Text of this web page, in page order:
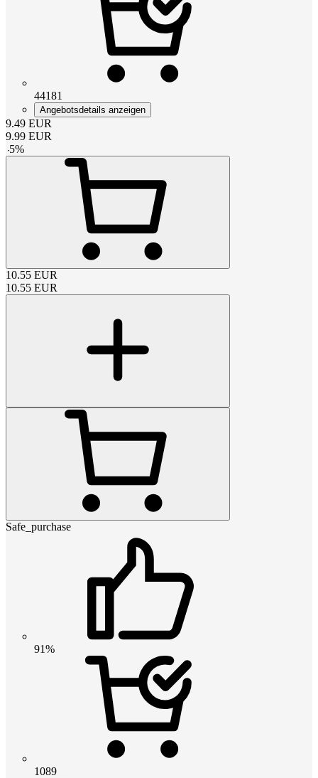
44181
Angebotsdetails anzeigen
9.49 EUR
9.99 EUR
-5%
10.55 EUR
10.55 EUR
Safe_purchase
91%
1089